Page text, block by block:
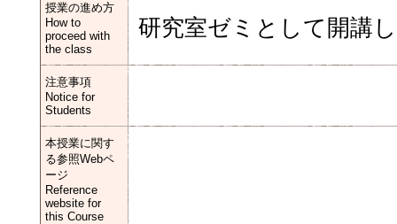
授業の進め方
How to
proceed with
the class
研究室ゼミとして開講
注意事項
Notice for
Students
本授業に関す
る参照Webペ
ージ
Reference
website for
this Course